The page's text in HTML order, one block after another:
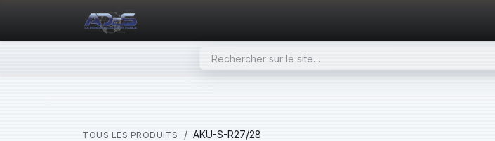
TOUS LES PRODUITS AKU-S-R27/28